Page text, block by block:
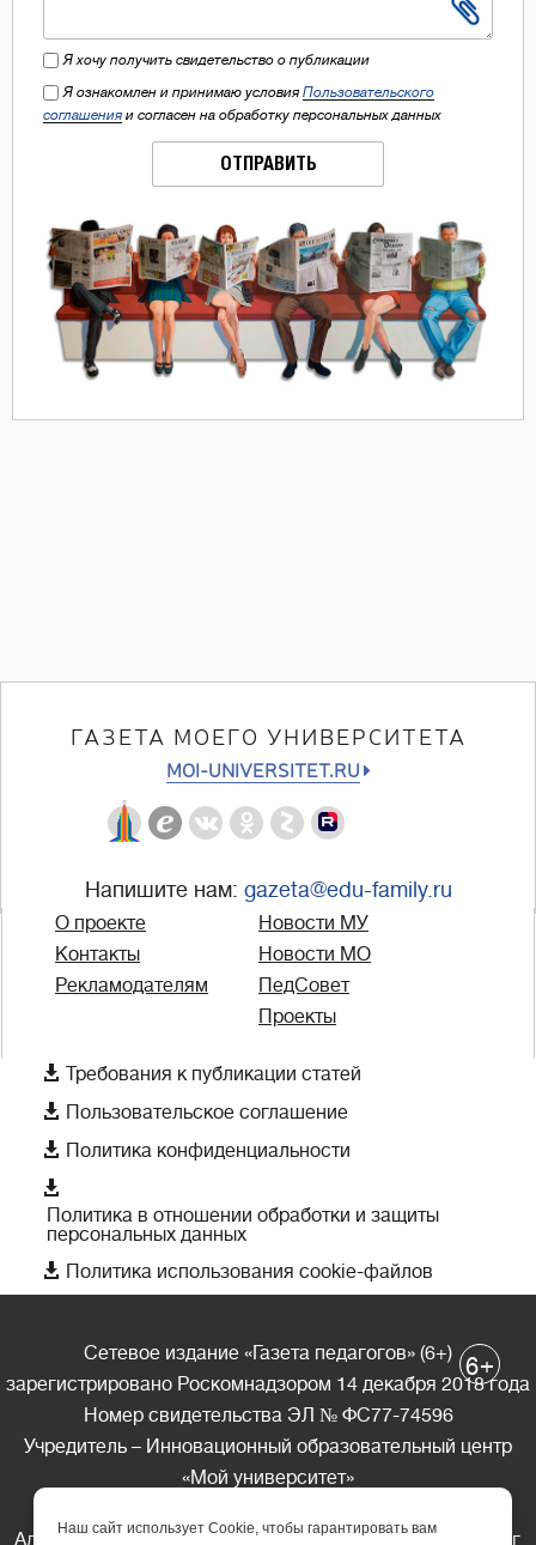
Я хочу получить свидетельство о публикации
Я ознакомлен и принимаю условия Пользовательского
соглашения и согласен на обработку персональных данных
ОТПРАВИТЬ
ГАЗЕТА МОЕГО УНИВЕРСИТЕТА
MOI-UNIVERSITET.RU
Напишите нам: gazeta@edu-family.ru
О проекте
Контакты
Рекламодателям
Новости МУ
Новости МО
ПедСовет
Проекты
 Требования к публикации статей
 Пользовательское соглашение
 Политика конфиденциальности

Политика в отношении обработки и защиты
персональных данных
 Политика использования cookie-файлов
Сетевое издание «Газета педагогов» (6+)
зарегистрировано Роскомнадзором 14 декабря 2018 года
Номер свидетельства ЭЛ № ФС77-74596
Учредитель – Инновационный образовательный центр
«Мой университет»
Адрес редакции: 185035 Россия, Республика Карелия, г.
6+
Наш сайт использует Cookie, чтобы гарантировать вам